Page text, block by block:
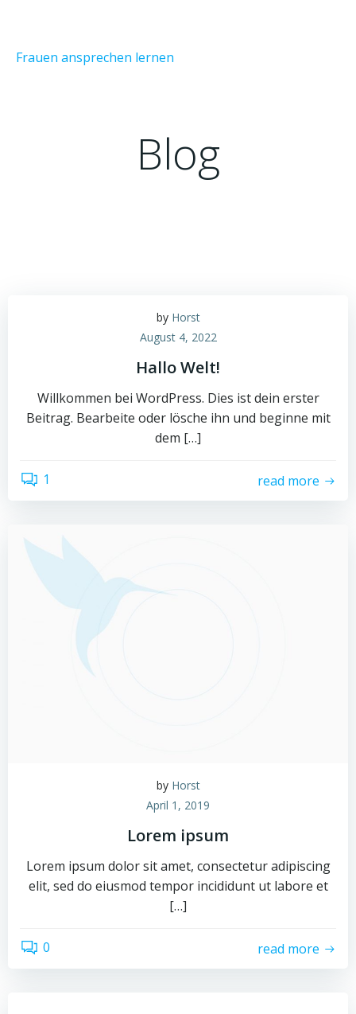
Frauen ansprechen lernen
Blog
by Horst
August 4, 2022
Hallo Welt!
Willkommen bei WordPress. Dies ist dein erster
Beitrag. Bearbeite oder lösche ihn und beginne mit
dem […]
1 read more
by Horst
April 1, 2019
Lorem ipsum
Lorem ipsum dolor sit amet, consectetur adipiscing
elit, sed do eiusmod tempor incididunt ut labore et
[…]
0 read more